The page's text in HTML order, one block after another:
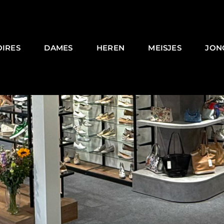
DAMES HEREN MEISJES